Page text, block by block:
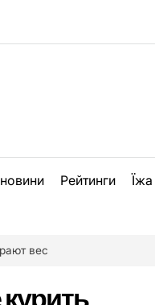
Рейтинги Їжа
вес